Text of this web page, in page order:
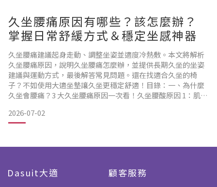
久坐腰痛原因有哪些？該怎麼辦？
掌握日常舒緩方式＆穩定坐感神器
久坐腰痛建議起身走動、調整坐姿並適度冷熱敷。本文將解析
久坐腰痛原因，說明久坐腰痛怎麼辦，並提供長期久坐的坐姿
建議與運動方式，最後解答常見問題。還在找適合久坐的椅
子？不如使用大適坐墊讓久坐更穩定舒適！目錄：一、為什麼
久坐會腰痛？3 大久坐腰痛原因一次看！久坐腰酸原因 1：肌肉
力二、久坐腰痛怎麼辦？坐著腰痛時可以做的 4 件事（一）定
期起身走動（二）進行簡單伸展（三）按摩（四）冰敷或熱敷
2026-07-02
Dasuit大適 顧客服務